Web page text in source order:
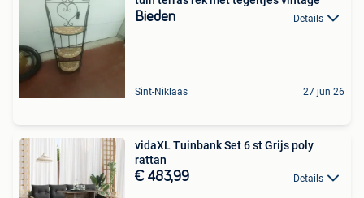
Bieden Details
Sint-Niklaas 27 jun 26
vidaXL Tuinbank Set 6 st Grijs poly
rattan
€ 483,99 Details